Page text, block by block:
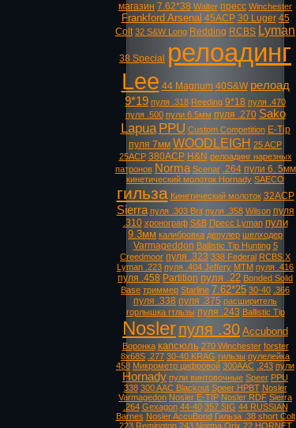
магазин 7.62*38 Walter пресс Winchester
Frankford Arsenal 45ACP 30 Luger 45
Colt 32 S&W Long Redding RCBS Lyman
38 Special релоадинг
Lee 44 Magnum 40S&W релоад
9*19 пуля .318 Reeding 9*18 пуля .470
пуля .500 пули 6.5мм пуля .270 Sako
Lapua PPU Custom Competition E-Tip
пуля 7мм WOODLEIGH 25 ACP
25ACP 380ACP H&N релоадинг нарезных
патронов Norma Scenar .264 пули 6. 5мм
кинетический молоток Hornady SAECO
гильза Кинетический молоток 32ACP
Sierra пуля .303 Brit пуля .358 Wilson пуля
.310 хронограф S&B Пресс Lyman пули
9.3мм калибровка депулер шелходер
Varmageddon Ballistic Tip Hunting 5
Creedmoor пуля .323 338 Federal RCBS X
Lyman .223 пуля .404 Jeffery MTM пуля .416
пуля .458 Partition пуля .22 Bonded Solid
Base триммер Starline 7.62*25 30-40 .366
пуля .338 пуля .375 расширитель
горлышка гтльзы пуля .243 Ballistic Tip
Noslerпуля .30 Accubond
Воронка капсюль 270 Winchester forster
8х68S .277 30-40 KRAG гильзы пулелейка
458 Микрометр цифровой 300AAC .243 пули
Hornady пули винтовочные Speer PPU
338 300 AAC Blackout Speer HPBT Nosler
Varmagedon Nosler E-TIP Nosler RDF Sierra
.264 Gexagon 44-40 357 SIG 44 RUSSIAN
Barnes Nosler AccuBond Гильза .38 short Colt
223 Remington 243 Norma Orix 22 HORNET